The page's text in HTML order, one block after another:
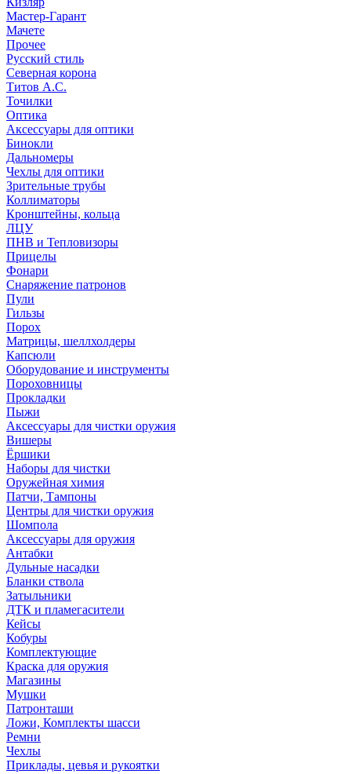
Мастер-Гарант
Мачете
Прочее
Русский стиль
Северная корона
Титов А.С.
Точилки
Оптика
Аксессуары для оптики
Бинокли
Дальномеры
Чехлы для оптики
Зрительные трубы
Коллиматоры
Кронштейны, кольца
ЛЦУ
ПНВ и Тепловизоры
Прицелы
Фонари
Снаряжение патронов
Пули
Гильзы
Порох
Матрицы, шеллхолдеры
Капсюли
Оборудование и инструменты
Пороховницы
Прокладки
Пыжи
Аксессуары для чистки оружия
Вишеры
Ёршики
Наборы для чистки
Оружейная химия
Патчи, Тампоны
Центры для чистки оружия
Шомпола
Аксессуары для оружия
Антабки
Дульные насадки
Бланки ствола
Затыльники
ДТК и пламегасители
Кейсы
Кобуры
Комплектующие
Краска для оружия
Магазины
Мушки
Патронташи
Ложи, Комплекты шасси
Ремни
Чехлы
Приклады, цевья и рукоятки